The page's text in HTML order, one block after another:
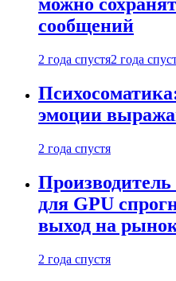
можно
сообщений
2 года спустя2 года
эмоции
2 года спустя
Производитель
для GPU
выход на
2 года спустя